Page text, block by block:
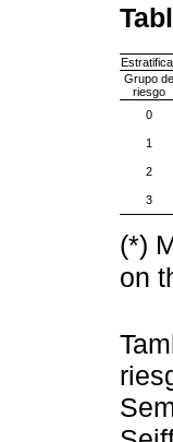
Grupo de
riesgo
0
1
2
3
(*)
on